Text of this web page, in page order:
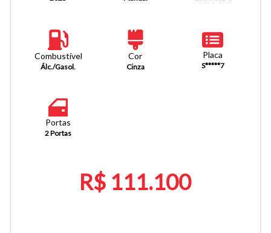
Combustível
Álc./Gasol.
Cor
Cinza
Placa
S*****7
Portas
2 Portas
R$ 111.100